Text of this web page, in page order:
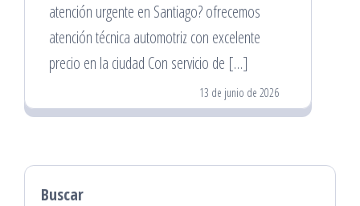
atención urgente en Santiago? ofrecemos
atención técnica automotriz con excelente
precio en la ciudad Con servicio de […]
13 de junio de 2026
Buscar